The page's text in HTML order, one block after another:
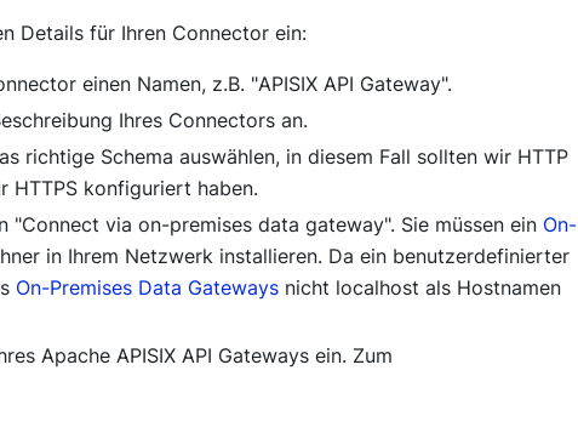
Details für Ihren Connector ein:
einen Namen, z.B. "APISIX API Gateway".
Ihres Connectors an.
richtige Schema auswählen, in diesem Fall sollten wir HTTP
HTTPS konfiguriert haben.
"Connect via on-premises data gateway". Sie müssen ein On-
in Ihrem Netzwerk installieren. Da ein benutzerdefinierter
On-Premises Data Gateways nicht localhost als Hostnamen
Apache APISIX API Gateways ein. Zum